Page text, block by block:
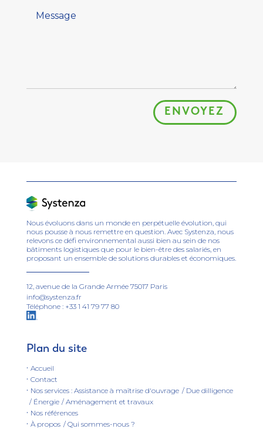
ENVOYEZ
Nous évoluons dans un monde en perpétuelle évolution, qui
nous pousse à nous remettre en question. Avec Systenza, nous
relevons ce défi environnemental aussi bien au sein de nos
bâtiments logistiques que pour le bien-être des salariés, en
proposant un ensemble de solutions durables et économiques.
12, avenue de la Grande Armée 75017 Paris
info@systenza.fr
Téléphone : +33 1 41 79 77 80
Plan du site
Accueil
Contact
Nos services : Assistance à maîtrise d'ouvrage / Due dilligence
/ Énergie / Aménagement et travaux
Nos références
À propos / Qui sommes-nous ?